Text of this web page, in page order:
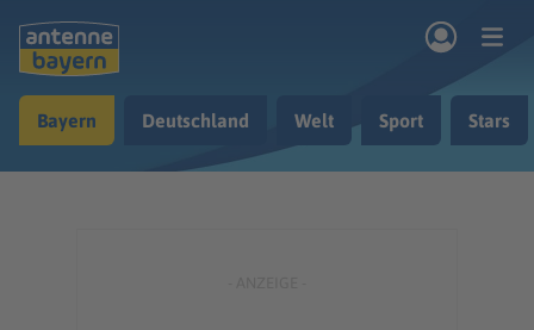
Musik & Radio
Bayern Deutschland Welt Sport Stars